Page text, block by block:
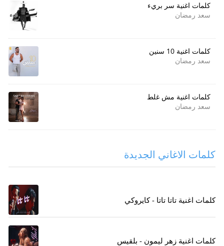
كلمات اغنية سر بريء
سعد رمضان
كلمات اغنية 10 سنين
سعد رمضان
كلمات اغنية مش غلط
سعد رمضان
كلمات الاغاني الجديدة
كلمات اغنية تاتا تاتا - كايروكي
كلمات اغنية زهر ليمون - بلقيس